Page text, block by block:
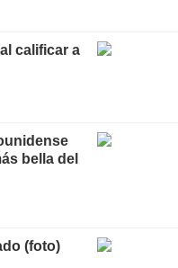
calificar a
bella del
(foto)